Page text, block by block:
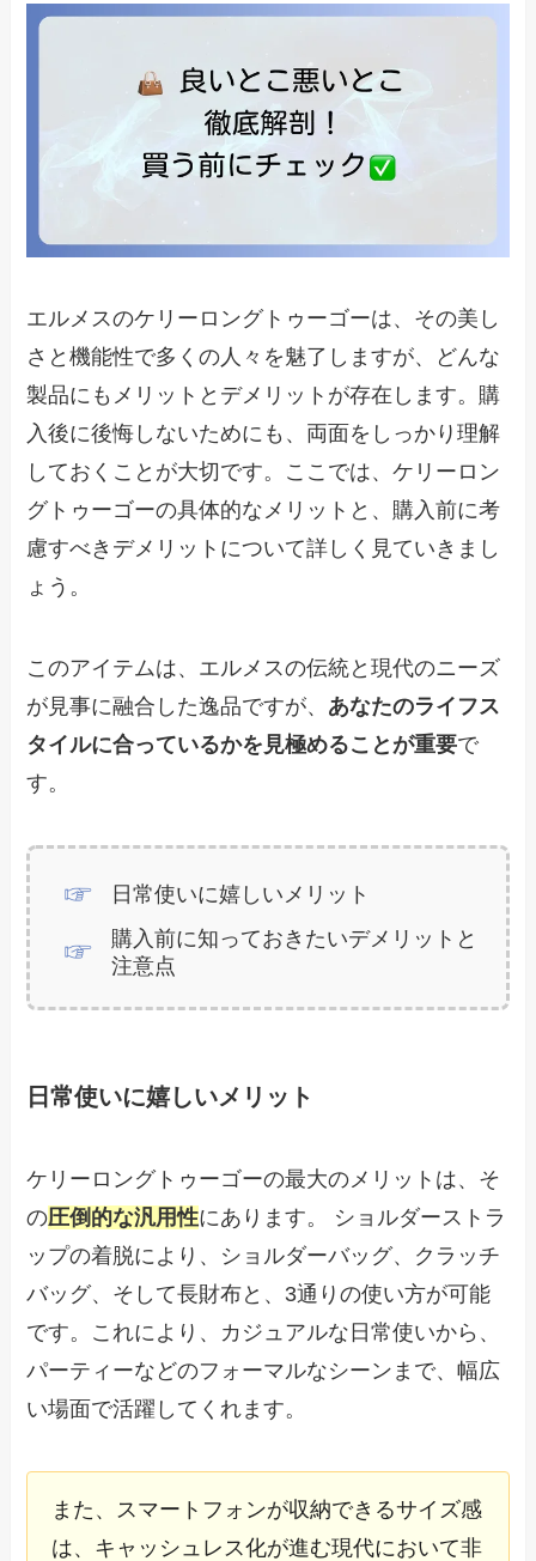
エルメスのケリーロングトゥーゴーは、その美し
さと機能性で多くの人々を魅了しますが、どんな
製品にもメリットとデメリットが存在します。購
入後に後悔しないためにも、両面をしっかり理解
しておくことが大切です。ここでは、ケリーロン
グトゥーゴーの具体的なメリットと、購入前に考
慮すべきデメリットについて詳しく見ていきまし
ょう。
このアイテムは、エルメスの伝統と現代のニーズ
が見事に融合した逸品ですが、 あなたのライフス
タイルに合っているかを見極めることが重要で
す。
日常使いに嬉しいメリット
購入前に知っておきたいデメリットと
注意点
日常使いに嬉しいメリット
ケリーロングトゥーゴーの最大のメリットは、そ
の圧倒的な汎用性にあります。 ショルダーストラ
ップの着脱により、ショルダーバッグ、クラッチ
バッグ、そして長財布と、3通りの使い方が可能
です。これにより、カジュアルな日常使いから、
パーティーなどのフォーマルなシーンまで、幅広
い場面で活躍してくれます。
また、スマートフォンが収納できるサイズ感
は、キャッシュレス化が進む現代において非